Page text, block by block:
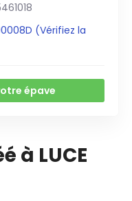
(Vérifiez la
épave
à LUCE